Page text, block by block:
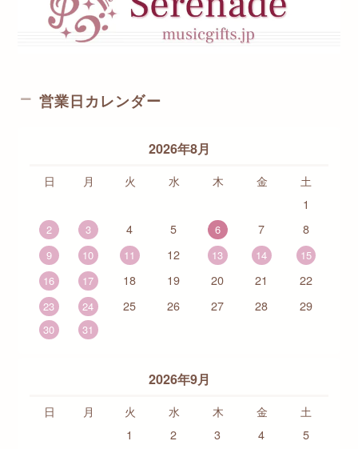
営業日カレンダー
2026年8月
日 月 火 水 木 金
土
1
2 3 4 5 6 7 8
9 10 11 12 13 14
15
16
17 18 19 20 21 22
23 24 25 26 27 28 29
30 31
2026年9月
日 月 火 水 木 金
土
1
2 3 4 5